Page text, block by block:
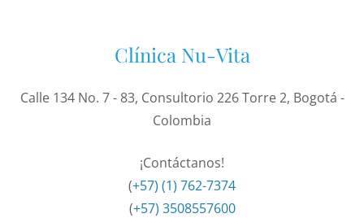
Clínica Nu-Vita
Calle 134 No. 7 - 83, Consultorio 226 Torre 2, Bogotá -
Colombia
¡Contáctanos!
(+57) (1) 762-7374
(+57) 3508557600